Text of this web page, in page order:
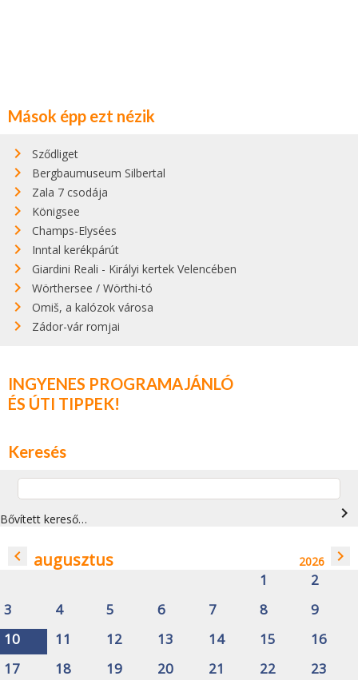
Mások épp ezt nézik
Sződliget
Bergbaumuseum Silbertal
Zala 7 csodája
Königsee
Champs-Elysées
Inntal kerékpárút
Giardini Reali - Királyi kertek Velencében
Wörthersee / Wörthi-tó
Omiš, a kalózok városa
Zádor-vár romjai
INGYENES PROGRAMAJÁNLÓ
ÉS ÚTI TIPPEK!
Keresés
Bővített kereső… navigate_next
navigate_before augusztus 2026 navigate_next
1
2
3
4 5 6 7 8
9
10
11 12 13 14 15
16
17
18 19 20 21 22
23